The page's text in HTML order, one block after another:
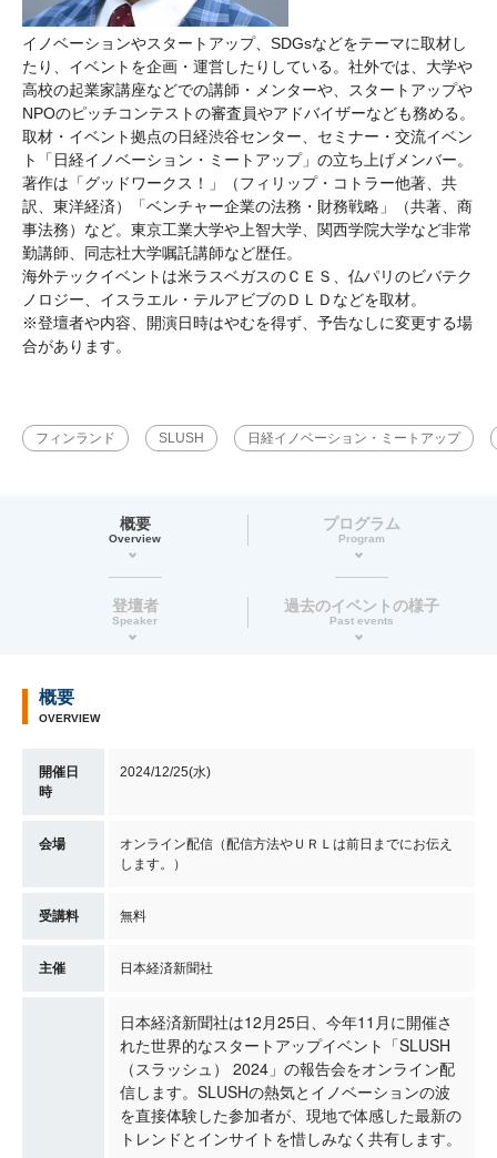
イノベーションやスタートアップ、SDGsなどをテーマに取材し
たり、イベントを企画・運営したりしている。社外では、大学や
高校の起業家講座などでの講師・メンターや、スタートアップや
NPOのピッチコンテストの審査員やアドバイザーなども務める。
取材・イベント拠点の日経渋谷センター、セミナー・交流イベン
ト「日経イノベーション・ミートアップ」の立ち上げメンバー。
著作は「グッドワークス！」（フィリップ・コトラー他著、共
訳、東洋経済）「ベンチャー企業の法務・財務戦略」（共著、商
事法務）など。東京工業大学や上智大学、関西学院大学など非常
勤講師、同志社大学嘱託講師など歴任。
海外テックイベントは米ラスベガスのＣＥＳ、仏パリのビバテク
ノロジー、イスラエル・テルアビブのＤＬＤなどを取材。
※登壇者や内容、開演日時はやむを得ず、予告なしに変更する場
合があります。
フィンランド SLUSH 日経イノベーション・ミートアップ
概要
Overview
プログラム
Program
登壇者
Speaker
過去のイベントの様子
Past events
概要
OVERVIEW
開催日
時
2024/12/25(水)
会場
オンライン配信（配信方法やＵＲＬは前日までにお伝え
します。）
受講料 無料
主催 日本経済新聞社
日本経済新聞社は12月25日、今年11月に開催さ
れた世界的なスタートアップイベント「SLUSH
（スラッシュ） 2024」の報告会をオンライン配
信します。SLUSHの熱気とイノベーションの波
を直接体験した参加者が、現地で体感した最新の
トレンドとインサイトを惜しみなく共有します。